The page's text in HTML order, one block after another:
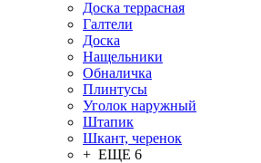
Доска террасная
Галтели
Доска
Нащельники
Обналичка
Плинтусы
Уголок наружный
Штапик
Шкант, черенок
+ ЕЩЕ 6